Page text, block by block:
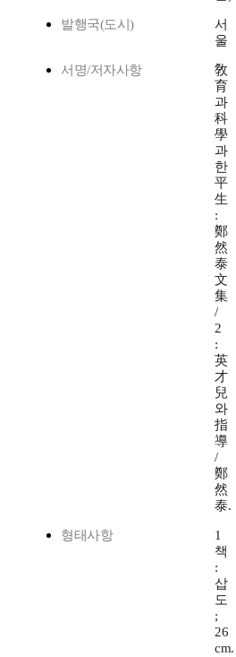
발행국(도시)
서
울
서명/저자사항
敎
育
과
科
學
과
한
平
生
:
鄭
然
泰
文
集
/
2
:
英
才
兒
와
指
導
/
鄭
然
泰.
형태사항
1
책
:
삽
도
;
26
cm.